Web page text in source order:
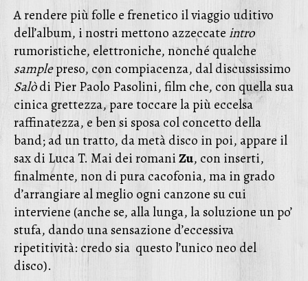
A rendere più folle e frenetico il viaggio uditivo
dell’album, i nostri mettono azzeccate intro
rumoristiche, elettroniche, nonché qualche
samplepreso, con compiacenza, dal discussissimo
Salòdi Pier Paolo Pasolini, film che, con quella sua
cinica grettezza, pare toccare la più eccelsa
raffinatezza, e ben si sposa col concetto della
band; ad un tratto, da metà disco in poi, appare il
sax di Luca T. Mai dei romaniZu, con inserti,
finalmente, non di pura cacofonia, ma in grado
d’arrangiare al meglio ogni canzone su cui
interviene (anche se, alla lunga, la soluzione un po’
stufa, dando una sensazione d’eccessiva
ripetitività: credo sia questo l’unico neo del
disco).